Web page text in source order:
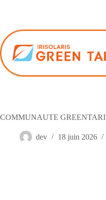
COMMUNAUTE
dev 18 juin 2026